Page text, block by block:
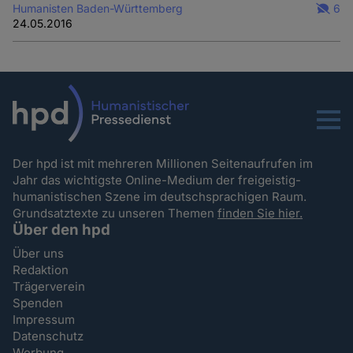
Humanisten Baden-Württemberg
24.05.2016
6
Menu
Der hpd ist mit mehreren Millionen Seitenaufrufen im
Jahr das wichtigste Online-Medium der freigeistig-
humanistischen Szene im deutschsprachigen Raum.
Grundsatztexte zu unseren Themenfinden Sie hier.
Über den hpd
Über uns
Redaktion
Trägerverein
Spenden
Impressum
Datenschutz